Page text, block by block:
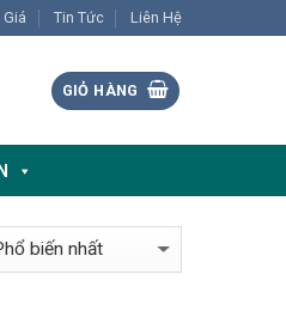
Tin Tức Liên Hệ
GIỎ HÀNG